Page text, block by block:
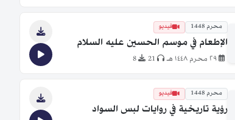
محرم 1448 فيديو
الإطعام في موسم الحسين عليه السلام
٢٩ محرم ١٤٤٨ هـ 8
محرم 1448 فيديو
رؤية تاريخية في روايات لبس السواد